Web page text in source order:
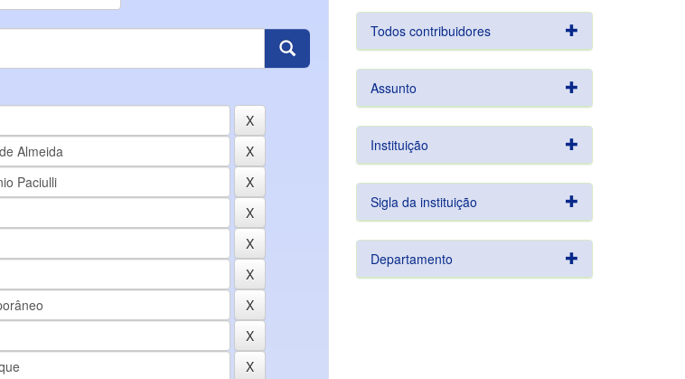
Todos contribuidores
Assunto
Instituição
Sigla da instituição
Departamento